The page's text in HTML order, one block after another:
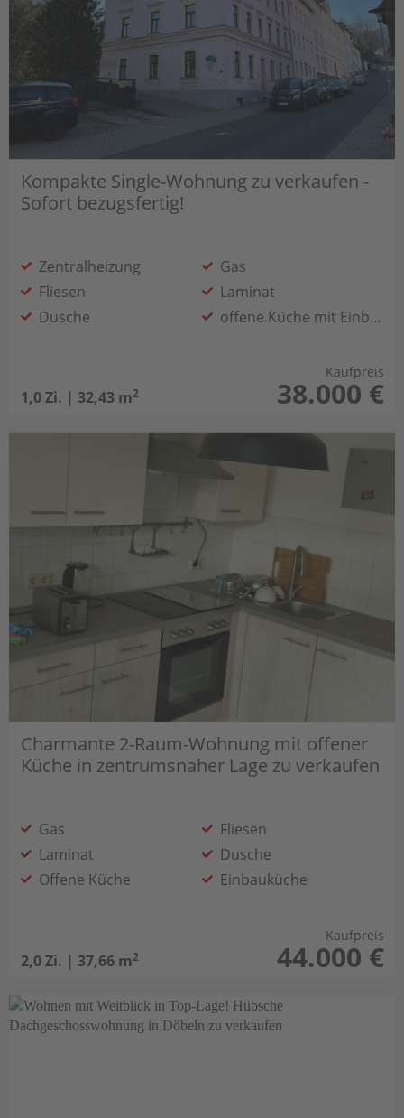
Kompakte Single-Wohnung zu verkaufen -
Sofort bezugsfertig!
Zentralheizung
Gas
Fliesen
Laminat
Dusche
offene Küche mit Einbaumöbeln
1,0 Zi. | 32,43 m2
Kaufpreis
38.000 €
Charmante 2-Raum-Wohnung mit offener
Küche in zentrumsnaher Lage zu verkaufen
Gas
Fliesen
Laminat
Dusche
Offene Küche
Einbauküche
2,0 Zi. | 37,66 m2
Kaufpreis
44.000 €